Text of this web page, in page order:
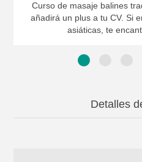
Curso de masaje balines
añadirá un plus a tu CV. Si
asiáticas, te
Detalles